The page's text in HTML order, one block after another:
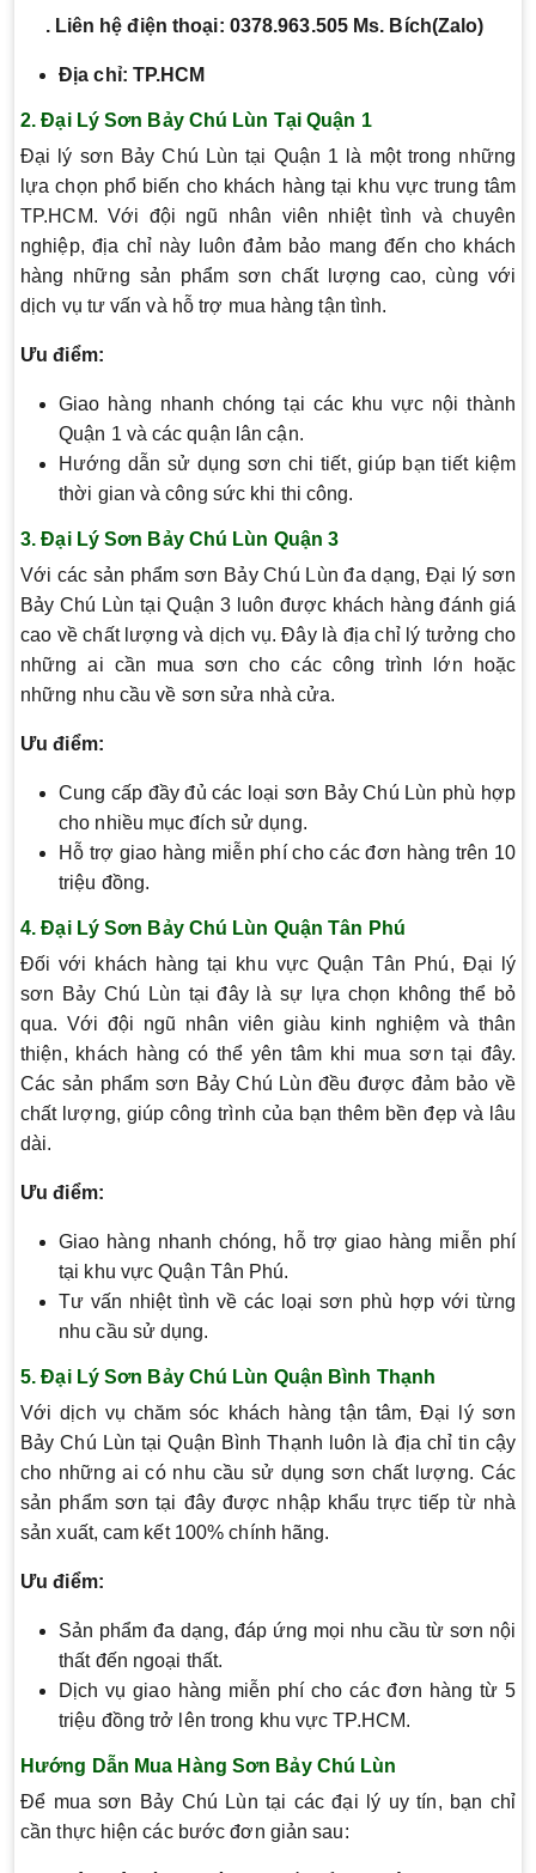
. Liên hệ điện thoại: 0378.963.505 Ms. Bích(Zalo)
Địa chỉ: TP.HCM
2.Đại Lý Sơn Bảy Chú Lùn Tại Quận 1
Đại lý sơn Bảy Chú Lùn tại Quận 1 là một trong những
lựa chọn phổ biến cho khách hàng tại khu vực trung tâm
TP.HCM. Với đội ngũ nhân viên nhiệt tình và chuyên
nghiệp, địa chỉ này luôn đảm bảo mang đến cho khách
hàng những sản phẩm sơn chất lượng cao, cùng với
dịch vụ tư vấn và hỗ trợ mua hàng tận tình.
Ưu điểm:
Giao hàng nhanh chóng tại các khu vực nội thành
Quận 1 và các quận lân cận.
Hướng dẫn sử dụng sơn chi tiết, giúp bạn tiết kiệm
thời gian và công sức khi thi công.
3.Đại Lý Sơn Bảy Chú Lùn Quận 3
Với các sản phẩm sơn Bảy Chú Lùn đa dạng, Đại lý sơn
Bảy Chú Lùn tại Quận 3 luôn được khách hàng đánh giá
cao về chất lượng và dịch vụ. Đây là địa chỉ lý tưởng cho
những ai cần mua sơn cho các công trình lớn hoặc
những nhu cầu về sơn sửa nhà cửa.
Ưu điểm:
Cung cấp đầy đủ các loại sơn Bảy Chú Lùn phù hợp
cho nhiều mục đích sử dụng.
Hỗ trợ giao hàng miễn phí cho các đơn hàng trên 10
triệu đồng.
4.Đại Lý Sơn Bảy Chú Lùn Quận Tân Phú
Đối với khách hàng tại khu vực Quận Tân Phú, Đại lý
sơn Bảy Chú Lùn tại đây là sự lựa chọn không thể bỏ
qua. Với đội ngũ nhân viên giàu kinh nghiệm và thân
thiện, khách hàng có thể yên tâm khi mua sơn tại đây.
Các sản phẩm sơn Bảy Chú Lùn đều được đảm bảo về
chất lượng, giúp công trình của bạn thêm bền đẹp và lâu
dài.
Ưu điểm:
Giao hàng nhanh chóng, hỗ trợ giao hàng miễn phí
tại khu vực Quận Tân Phú.
Tư vấn nhiệt tình về các loại sơn phù hợp với từng
nhu cầu sử dụng.
5.Đại Lý Sơn Bảy Chú Lùn Quận Bình Thạnh
Với dịch vụ chăm sóc khách hàng tận tâm, Đại lý sơn
Bảy Chú Lùn tại Quận Bình Thạnh luôn là địa chỉ tin cậy
cho những ai có nhu cầu sử dụng sơn chất lượng. Các
sản phẩm sơn tại đây được nhập khẩu trực tiếp từ nhà
sản xuất, cam kết 100% chính hãng.
Ưu điểm:
Sản phẩm đa dạng, đáp ứng mọi nhu cầu từ sơn nội
thất đến ngoại thất.
Dịch vụ giao hàng miễn phí cho các đơn hàng từ 5
triệu đồng trở lên trong khu vực TP.HCM.
Hướng Dẫn Mua Hàng Sơn Bảy Chú Lùn
Để mua sơn Bảy Chú Lùn tại các đại lý uy tín, bạn chỉ
cần thực hiện các bước đơn giản sau: